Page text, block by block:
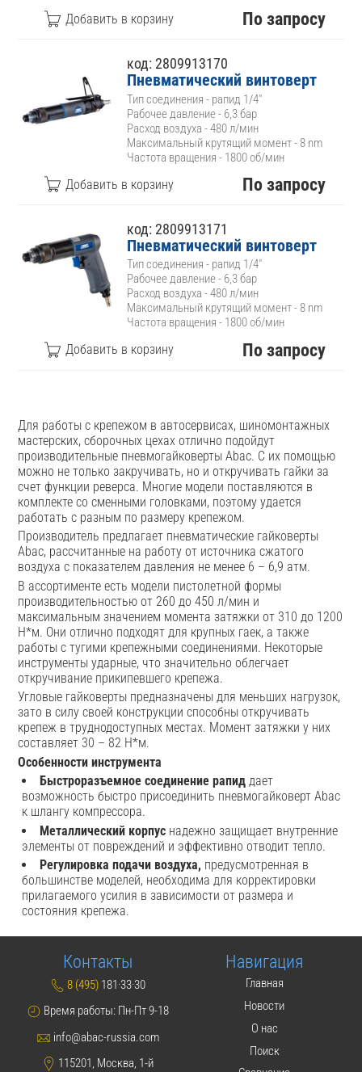
По запросу
код: 2809913170
Пневматический винтоверт
Тип соединения - рапид 1/4"
Рабочее давление - 6,3 бар
Расход воздуха - 480 л/мин
Максимальный крутящий момент - 8 nm
Частота вращения - 1800 об/мин
По запросу
код: 2809913171
Пневматический винтоверт
Тип соединения - рапид 1/4"
Рабочее давление - 6,3 бар
Расход воздуха - 480 л/мин
Максимальный крутящий момент - 8 nm
Частота вращения - 1800 об/мин
По запросу
Для работы с крепежом в автосервисах, шиномонтажных
мастерских, сборочных цехах отлично подойдут
производительные пневмогайковерты Abac. С их помощью
можно не только закручивать, но и откручивать гайки за
счет функции реверса. Многие модели поставляются в
комплекте со сменными головками, поэтому удается
работать с разным по размеру крепежом.
Производитель предлагает пневматические гайковерты
Abac, рассчитанные на работу от источника сжатого
воздуха с показателем давления не менее 6 – 6,9 атм.
В ассортименте есть модели пистолетной формы
производительностью от 260 до 450 л/мин и
максимальным значением момента затяжки от 310 до 1200
Н*м. Они отлично подходят для крупных гаек, а также
работы с тугими крепежными соединениями. Некоторые
инструменты ударные, что значительно облегчает
откручивание прикипевшего крепежа.
Угловые гайковерты предназначены для меньших нагрузок,
зато в силу своей конструкции способны откручивать
крепеж в труднодоступных местах. Момент затяжки у них
составляет 30 – 82 Н*м.
Особенности инструмента
Быстроразъемное соединение рапид дает
возможность быстро присоединить пневмогайковерт Abac
к шлангу компрессора.
Металлический корпус надежно защищает внутренние
элементы от повреждений и эффективно отводит тепло.
Регулировка подачи воздуха, предусмотренная в
большинстве моделей, необходима для корректировки
прилагаемого усилия в зависимости от размера и
состояния крепежа.
Контакты
8 (495) 181·33·30
Время работы: Пн-Пт 9-18
info@abac-russia.com
115201, Москва, 1-й
Навигация
Главная
Новости
О нас
Поиск